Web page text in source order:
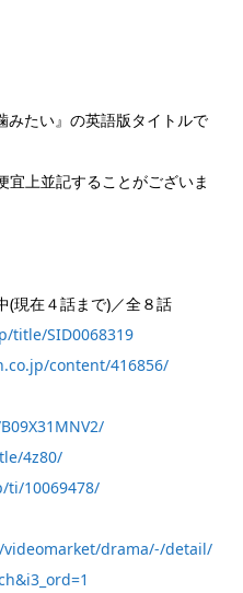
みたい』の英語版タイトルで
宜上並記することがございま
(現在４話まで)／全８話
title/SID0068319
content/416856/
4z80/
ti/10069478/
drama/-/detail/